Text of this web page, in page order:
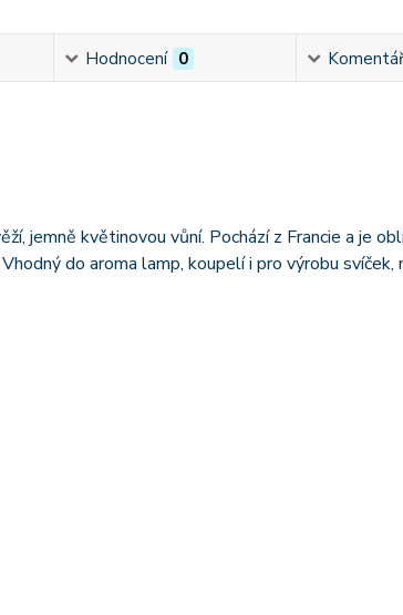
Hodnocení 0
jemně květinovou vůní. Pochází z Francie a je
do aroma lamp, koupelí i pro výrobu svíček,